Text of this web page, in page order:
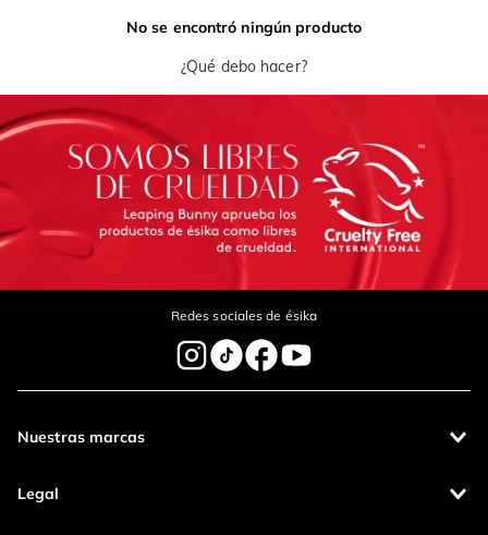
No se encontró ningún producto
¿Qué debo hacer?
Redes sociales de ésika
Nuestras marcas
Legal